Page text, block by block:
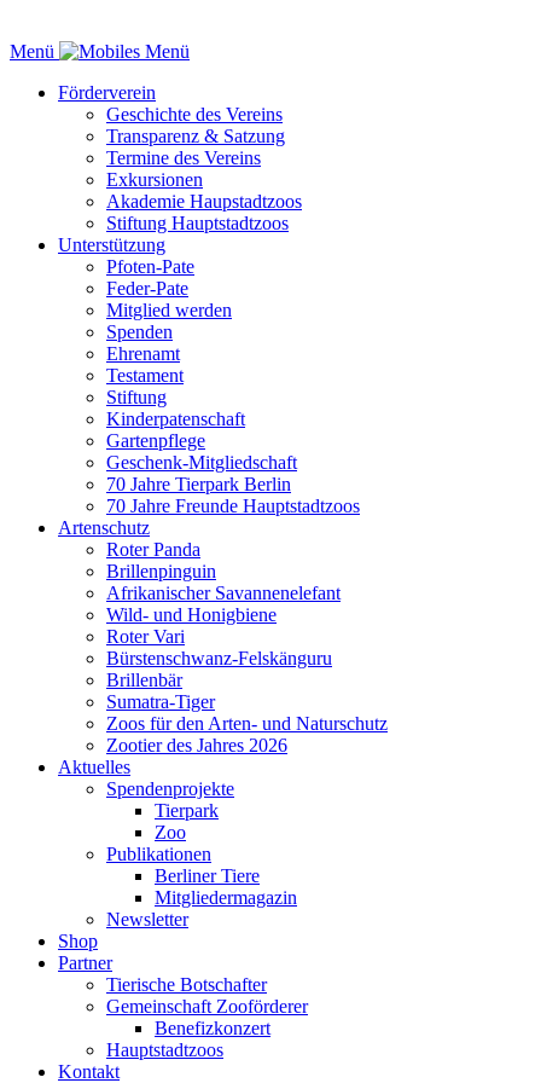
Menü
Förderverein
Geschichte des Vereins
Transparenz & Satzung
Termine des Vereins
Exkursionen
Akademie Haupstadtzoos
Stiftung Hauptstadtzoos
Unterstützung
Pfoten-Pate
Feder-Pate
Mitglied werden
Spenden
Ehrenamt
Testament
Stiftung
Kinderpatenschaft
Gartenpflege
Geschenk-Mitgliedschaft
70 Jahre Tierpark Berlin
70 Jahre Freunde Hauptstadtzoos
Artenschutz
Roter Panda
Brillenpinguin
Afrikanischer Savannenelefant
Wild- und Honigbiene
Roter Vari
Bürstenschwanz-Felskänguru
Brillenbär
Sumatra-Tiger
Zoos für den Arten- und Naturschutz
Zootier des Jahres 2026
Aktuelles
Spendenprojekte
Tierpark
Zoo
Publikationen
Berliner Tiere
Mitgliedermagazin
Newsletter
Shop
Partner
Tierische Botschafter
Gemeinschaft Zooförderer
Benefizkonzert
Hauptstadtzoos
Kontakt